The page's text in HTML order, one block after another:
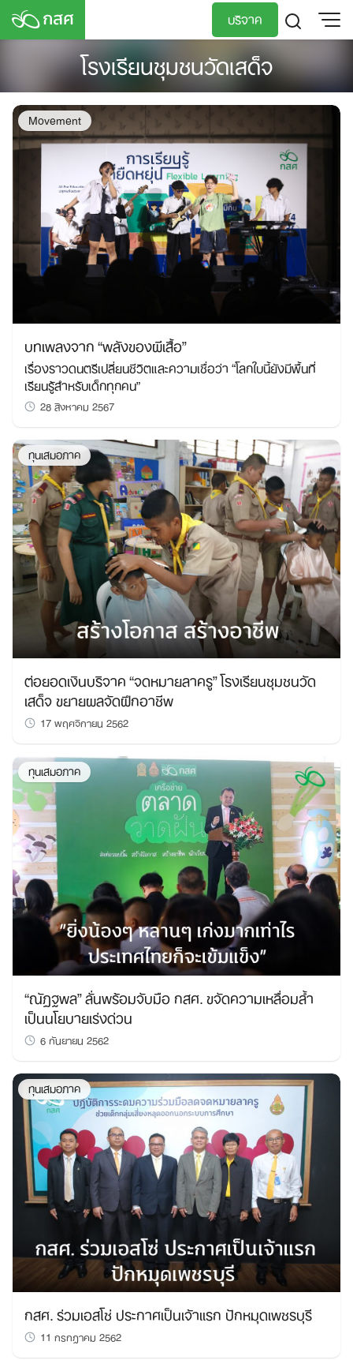
Skip
บริจาค
TH
EN
โรงเรียนชุมชนวัดเสด็จ
Movement
บทเพลงจาก “พลังของผีเสื้อ”
เรื่องราวดนตรีเปลี่ยนชีวิตและความเชื่อว่า “โลกใบนี้ยังมีพื้นที่
เรียนรู้สำหรับเด็กทุกคน”
28 สิงหาคม 2567
ทุนเสมอภาค
ต่อยอดเงินบริจาค “จดหมายลาครู” โรงเรียนชุมชนวัด
เสด็จ ขยายผลจัดฝึกอาชีพ
17 พฤศจิกายน 2562
ทุนเสมอภาค
“ณัฏฐพล” ลั่นพร้อมจับมือ กสศ. ขจัดความเหลื่อมล้ำ
เป็นนโยบายเร่งด่วน
6 กันยายน 2562
ทุนเสมอภาค
กสศ. ร่วมเอสโซ่ ประกาศเป็นเจ้าแรก ปักหมุดเพชรบุรี
11 กรกฎาคม 2562